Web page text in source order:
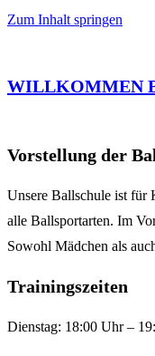
Zum Inhalt springen
WILLKOMMEN
Vorstellung der
Unsere Ballschule ist für
alle Ballsportarten. Im
Sowohl Mädchen als
Trainingszeiten
Dienstag: 18:00 Uhr –